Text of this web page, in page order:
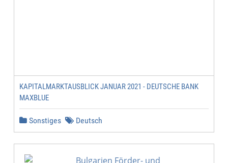
KAPITALMARKTAUSBLICK JANUAR 2021 - DEUTSCHE BANK
MAXBLUE
Sonstiges Deutsch